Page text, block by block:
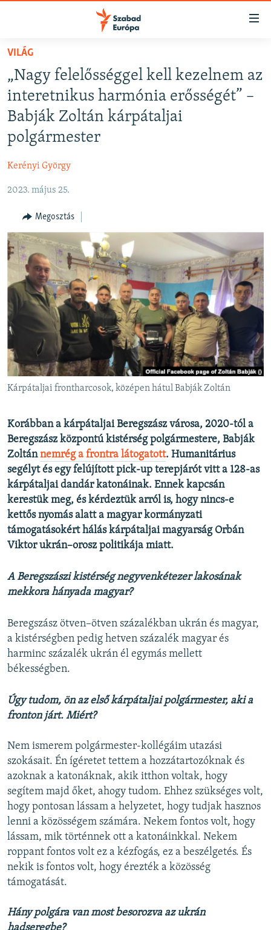
Akadálymentes
Ugrás
fő
oldalra
Ugrás
tartalomjegyzékre
keresésre
NAPIRENDEN
AKTUÁLIS
PODCASTOK
VIDEÓK
NER15
SZABADON
TÁRSADALOM
DEMOKRÁCIA
A PÉNZ NYOMÁBAN
EURÓPAI UNIÓ
VILÁG
KLÍMAVÁLTOZÁS
A MÚLT TANULSÁGAI
Valamennyi RFE/RL weboldal
VILÁG
„Nagy felelősséggel kell kezelnem az
interetnikus harmónia erősségét” –
Babják Zoltán kárpátaljai
polgármester
Kerényi György
2023. május 25.
Megosztás
Kárpátaljai frontharcosok, középen hátul Babják Zoltán
Korábban a kárpátaljai Beregszász városa, 2020-tól a
Beregszász központú kistérség polgármestere, Babják
Zoltánnemrég a frontra látogatott. Humanitárius
segélyt és egy felújított pick-up terepjárót vitt a 128-as
kárpátaljai dandár katonáinak. Ennek kapcsán
kerestük meg, és kérdeztük arról is, hogy nincs-e
kettős nyomás alatt a magyar kormányzati
támogatásokért hálás kárpátaljai magyarság Orbán
Viktor ukrán–orosz politikája miatt.
A Beregszászi kistérség negyvenkétezer lakosának
mekkora hányada magyar?
Beregszász ötven–ötven százalékban ukrán és magyar,
a kistérségben pedig hetven százalék magyar és
harminc százalék ukrán él egymás mellett
békességben.
Úgy tudom, ön az első kárpátaljai polgármester, aki a
fronton járt. Miért?
Nem ismerem polgármester-kollégáim utazási
szokásait. Én ígéretet tettem a hozzátartozóknak és
azoknak a katonáknak, akik itthon voltak, hogy
segítem majd őket, ahogy tudom. Ehhez szükséges volt,
hogy pontosan lássam a helyzetet, hogy tudjak hasznos
lenni a közösségem számára. Nekem fontos volt, hogy
lássam, mik történnek ott a katonáinkkal. Nekem
roppant fontos volt ez a kézfogás, ez a beszélgetés. És
nekik is fontos volt, hogy érezték a közösség
támogatását.
Hány polgára van most besorozva az ukrán
FELIRATKOZÁS